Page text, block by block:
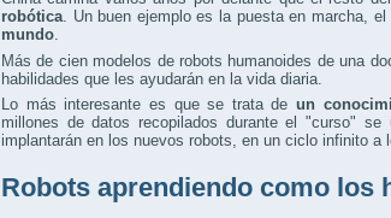
robótica. Un buen ejemplo es la puesta en marcha,
mundo.
Más de cien modelos de robots humanoides de una
habilidades que les ayudarán en la vida diaria.
Lo más interesante es que se trata deun
millones de datos recopilados durante el "curso"
implantarán en los nuevos robots, en un ciclo infinito a
Robots aprendiendo como los